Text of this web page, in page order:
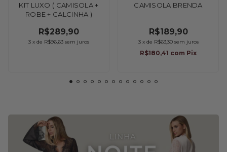
KIT LUXO ( CAMISOLA +
ROBE + CALCINHA )
R$289,90
3 x de R$96,63 sem juros
CAMISOLA BRENDA
R$189,90
3 x de R$63,30 sem juros
R$180,41 com Pix